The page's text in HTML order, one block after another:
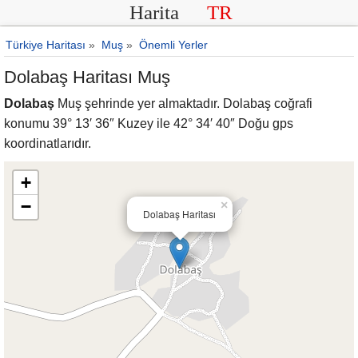
Harita TR
Türkiye Haritası » Muş » Önemli Yerler
Dolabaş Haritası Muş
Dolabaş Muş şehrinde yer almaktadır. Dolabaş coğrafi
konumu 39° 13′ 36″ Kuzey ile 42° 34′ 40″ Doğu gps
koordinatlarıdır.
Dolabaş Haritası
×
+
−